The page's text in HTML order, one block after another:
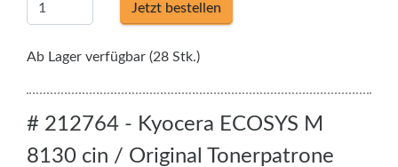
Jetzt bestellen
Ab Lager verfügbar (28 Stk.)
# 212764 - Kyocera ECOSYS M
8130 cin / Original Tonerpatrone